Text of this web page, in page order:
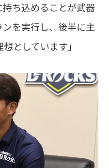
ち込めることが武器
を実行し、後半に主
としています」